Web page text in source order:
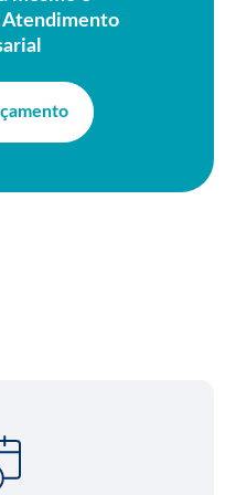
Atendimento